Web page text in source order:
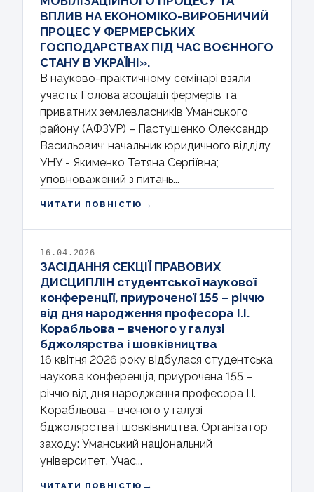
ВПЛИВ НА ЕКОНОМІКО-ВИРОБНИЧИЙ
ПРОЦЕС У ФЕРМЕРСЬКИХ
ГОСПОДАРСТВАХ ПІД ЧАС ВОЄННОГО
СТАНУ В УКРАЇНІ».
В науково-практичному семінарі взяли
участь: Голова асоціації фермерів та
приватних землевласників Уманського
району (АФЗУР) – Пастушенко Олександр
Васильович; начальник юридичного відділу
УНУ - Якименко Тетяна Сергіївна;
уповноважений з питань...
ЧИТАТИ ПОВНІСТЮ →
16.04.2026
ЗАСІДАННЯ СЕКЦІЇ ПРАВОВИХ
ДИСЦИПЛІН студентської наукової
конференції, приуроченої 155 – річчю
від дня народження професора І.І.
Корабльова – вченого у галузі
бджолярства і шовківництва
16 квітня 2026 року відбулася студентська
наукова конференція, приурочена 155 –
річчю від дня народження професора І.І.
Корабльова – вченого у галузі
бджолярства і шовківництва. Організатор
заходу: Уманський національний
університет. Учас...
ЧИТАТИ ПОВНІСТЮ →